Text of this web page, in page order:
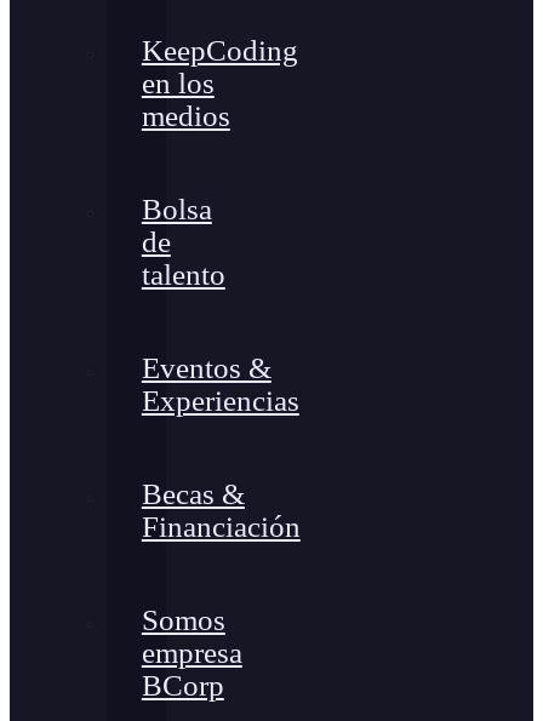
KeepCoding
en los
medios
Bolsa
de
talento
Eventos &
Experiencias
Becas &
Financiación
Somos
empresa
BCorp